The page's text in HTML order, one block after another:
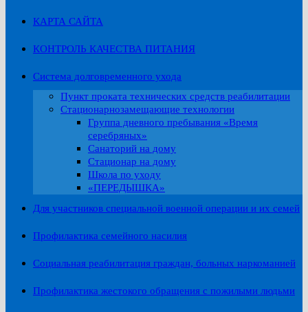
КАРТА САЙТА
КОНТРОЛЬ КАЧЕСТВА ПИТАНИЯ
Система долговременного ухода
Пункт проката технических средств реабилитации
Стационарнозамещающие технологии
Группа дневного пребывания «Время
серебряных»
Санаторий на дому
Стационар на дому
Школа по уходу
«ПЕРЕДЫШКА»
Для участников специальной военной операции и их семей
Профилактика семейного насилия
Социальная реабилитация граждан, больных наркоманией
Профилактика жестокого обращения с пожилыми людьми